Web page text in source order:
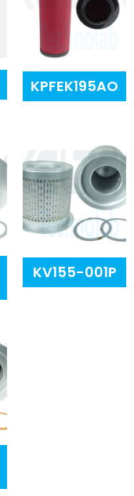
KPFEK195AO
KV155-001P